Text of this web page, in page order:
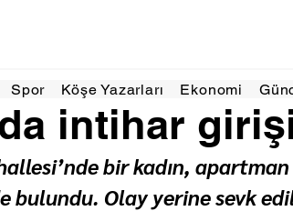
Spor Köşe Yazarları Ekonomi
intihar
bir kadın, apartman
bulundu. Olay yerine sevk